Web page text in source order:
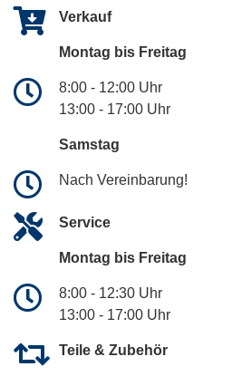
Verkauf
Montag bis Freitag
8:00 - 12:00 Uhr
13:00 - 17:00 Uhr
Samstag
Nach Vereinbarung!
Service
Montag bis Freitag
8:00 - 12:30 Uhr
13:00 - 17:00 Uhr
Teile & Zubehör